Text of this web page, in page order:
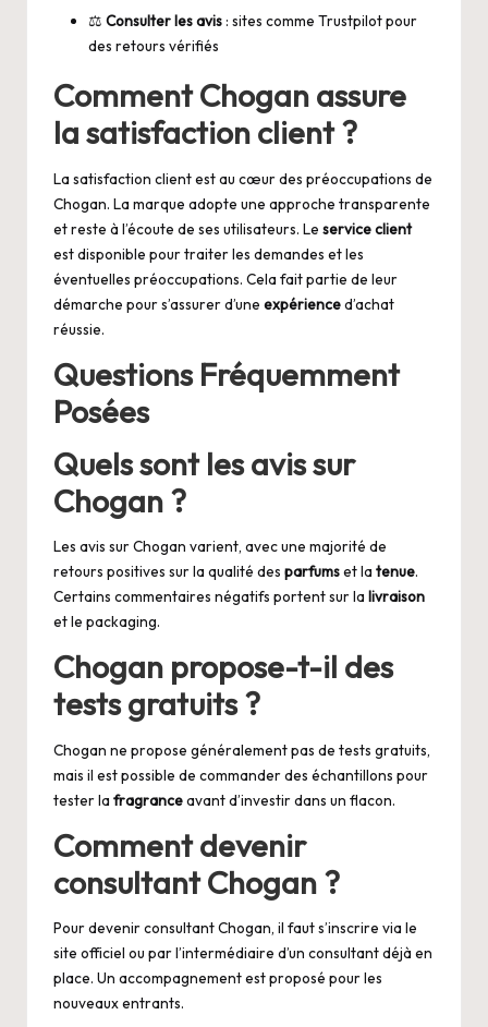
⚖️ Consulter les avis: sites comme Trustpilot pour
des retours vérifiés
Comment Chogan assure
la satisfaction client ?
La satisfaction client est au cœur des préoccupations de
Chogan. La marque adopte une approche transparente
et reste à l’écoute de ses utilisateurs. Le service client
est disponible pour traiter les demandes et les
éventuelles préoccupations. Cela fait partie de leur
démarche pour s’assurer d’une expérienced’achat
réussie.
Questions Fréquemment
Posées
Quels sont les avis sur
Chogan ?
Les avis sur Chogan varient, avec une majorité de
retours positives sur la qualité des parfumset la tenue.
Certains commentaires négatifs portent sur la livraison
et le packaging.
Chogan propose-t-il des
tests gratuits ?
Chogan ne propose généralement pas de tests gratuits,
mais il est possible de commander des échantillons pour
tester la fragranceavant d’investir dans un flacon.
Comment devenir
consultant Chogan ?
Pour devenir consultant Chogan, il faut s’inscrire via le
site officiel ou par l’intermédiaire d’un consultant déjà en
place. Un accompagnement est proposé pour les
nouveaux entrants.